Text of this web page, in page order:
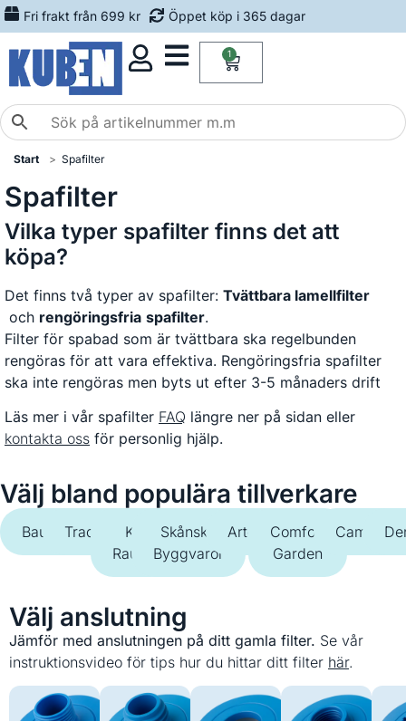
Fri frakt från 699 kr Öppet köp i 365 dagar
1
Start Spafilter
Spafilter
Vilka typer spafilter finns det att
köpa?
Det finns två typer av spafilter: Tvättbara lamellfilter
och rengöringsfria spafilter.
Filter för spabad som är tvättbara ska regelbunden
rengöras för att vara effektiva. Rengöringsfria spafilter
ska inte rengöras men byts ut efter 3-5 månaders drift
Läs mer i vår spafilter FAQ längre ner på sidan eller
kontakta oss för personlig hjälp.
Välj bland populära tillverkare
BauhausTrademax
K-
Rauta
Skånska
Byggvaror
ArtesianComfort
Garden
Camargue
Välj anslutning
Jämför med anslutningen på ditt gamla filter. Se vår
instruktionsvideo för tips hur du hittar ditt filter här.